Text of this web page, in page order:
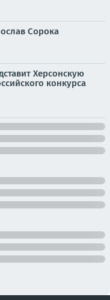
Сорока
Херсонскую
конкурса